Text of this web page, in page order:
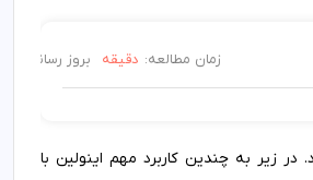
زمان مطالعه: دقیقه بروز رسانی:
در زیر به چندین کاربرد مهم اینولین با